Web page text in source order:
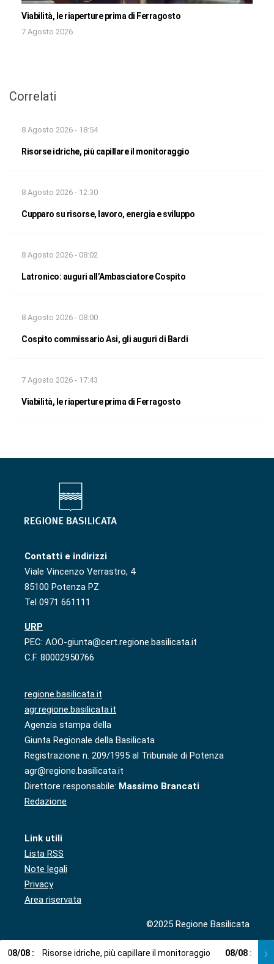
Viabilità, le riaperture prima di Ferragosto
7 Agosto 2026
Correlati
8 Agosto 2026 - 18:54
Risorse idriche, più capillare il monitoraggio
8 Agosto 2026 - 12:30
Cupparo su risorse, lavoro, energia e sviluppo
8 Agosto 2026 - 08:02
Latronico: auguri all’Ambasciatore Cospito
8 Agosto 2026 - 08:00
Cospito commissario Asi, gli auguri di Bardi
7 Agosto 2026 - 17:43
Viabilità, le riaperture prima di Ferragosto
Contatti e indirizzi
Viale Vincenzo Verrastro, 4
85100 Potenza PZ
Tel 0971 661111
URP
PEC: AOO-giunta@cert.regione.basilicata.it
C.F. 80002950766
regione.basilicata.it
agr.regione.basilicata.it
Agenzia stampa della
Giunta Regionale della Basilicata
Registrazione n. 209/1995 al Tribunale di Potenza
agr@regione.basilicata.it
Direttore responsabile: Massimo Brancati
Redazione
Link utili
Lista RSS
Note legali
Privacy
Area riservata
©2025 Regione Basilicata
08/08 : Risorse idriche, più capillare il monitoraggio 08/08 :